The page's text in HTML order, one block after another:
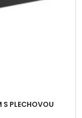
PLECHOVOU